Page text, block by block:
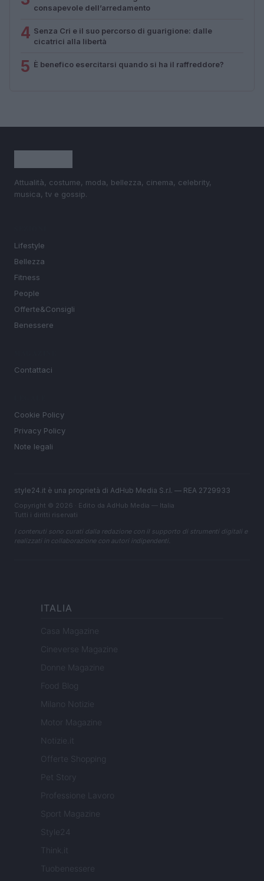
consapevole dell’arredamento
4 Senza Cri e il suo percorso di guarigione: dalle
cicatrici alla libertà
5 È benefico esercitarsi quando si ha il raffreddore?
Attualità, costume, moda, bellezza, cinema, celebrity,
musica, tv e gossip.
Lifestyle
Bellezza
Fitness
People
Offerte&Consigli
Benessere
Contattaci
Cookie Policy
Privacy Policy
Note legali
style24.it è una proprietà di AdHub Media S.r.l. — REA 2729933
Copyright © 2026 · Edito da AdHub Media — Italia
Tutti i diritti riservati
I contenuti sono curati dalla redazione con il supporto di strumenti digitali e
realizzati in collaborazione con autori indipendenti.
ITALIA
Casa Magazine
Cineverse Magazine
Donne Magazine
Food Blog
Milano Notizie
Motor Magazine
Notizie.it
Offerte Shopping
Pet Story
Professione Lavoro
Sport Magazine
Style24
Think.it
Tuobenessere